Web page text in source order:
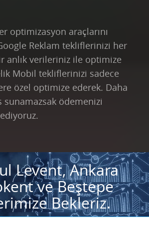
optimizasyon araçlarını
Reklam tekliflerinizi her
anlık verileriniz ile optimize
Mobil tekliflerinizi sadece
özel optimize ederek. Daha
ödemenizi
Levent, Ankara
ve Beştepe
Bekleriz.